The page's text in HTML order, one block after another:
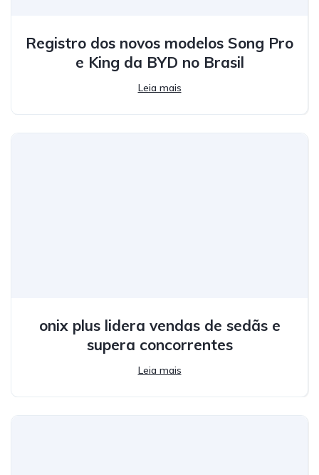
Registro dos novos modelos Song Pro
e King da BYD no Brasil
Leia mais
onix plus lidera vendas de sedãs e
supera concorrentes
Leia mais